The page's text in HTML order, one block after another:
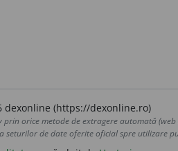
dexonline (https://dexonline.ro)
orice metode de extragere automată
de date oferite oficial spre utilizare